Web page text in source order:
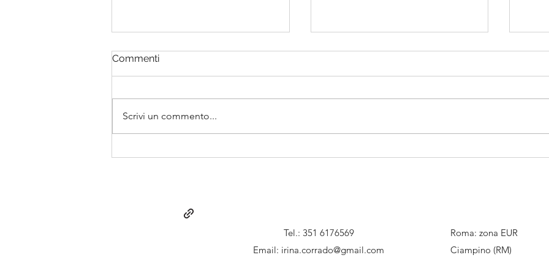
Valutazione post ictus
Commenti
Scrivi un commento...
Tel.: 351 6176569
Email: irina.corrado@gmail.com
Roma: zona EUR
Ciampino (RM)